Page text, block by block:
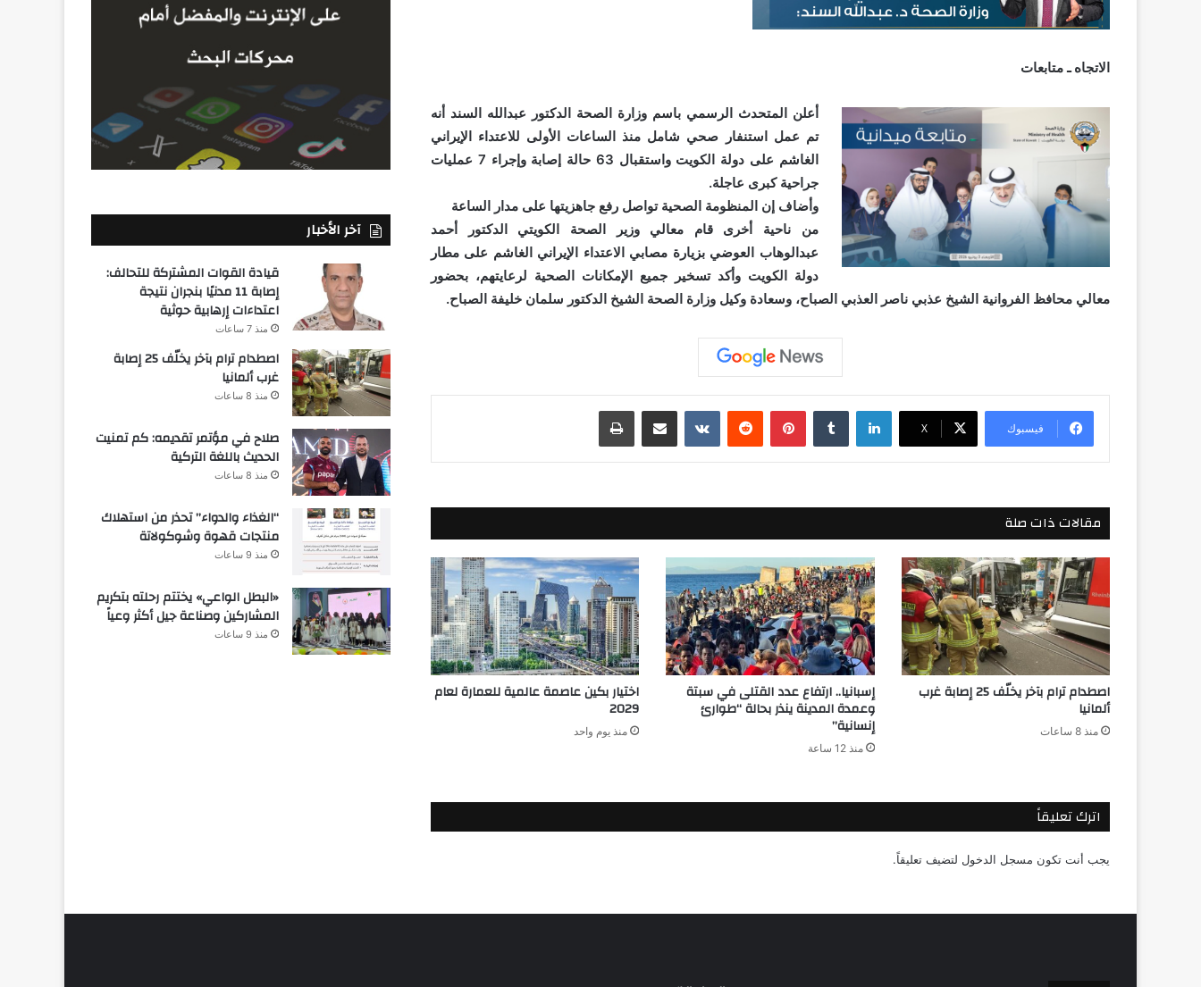
الاتجاه ـ متابعات
أعلن المتحدث الرسمي باسم وزارة الصحة الدكتور عبدالله السند أنه
تم عمل استنفار صحي شامل منذ الساعات الأولى للاعتداء الإيراني
الغاشم على دولة الكويت واستقبال 63 حالة إصابة وإجراء 7 عمليات
جراحية كبرى عاجلة.
وأضاف إن المنظومة الصحية تواصل رفع جاهزيتها على مدار الساعة
من ناحية أخرى قام معالي وزير الصحة الكويتي الدكتور أحمد
عبدالوهاب العوضي بزيارة مصابي الاعتداء الإيراني الغاشم على مطار
دولة الكويت وأكد تسخير جميع الإمكانات الصحية لرعايتهم، بحضور
معالي محافظ الفروانية الشيخ عذبي ناصر العذبي الصباح، وسعادة وكيل وزارة الصحة الشيخ الدكتور سلمان خليفة الصباح.
فيسبوك ‫X
لينكدإن بينتيريست مشاركة عبر البريد طباعة
مقالات ذات صلة
اصطدام ترام بآخر يخلّف 25 إصابة غرب
ألمانيا
منذ 8 ساعات
إسبانيا.. ارتفاع عدد القتلى في سبتة
وعمدة المدينة ينذر بحالة “طوارئ
إنسانية”
منذ 12 ساعة
اختيار بكين عاصمة عالمية للعمارة لعام
2029
منذ يوم واحد
اترك تعليقاً
يجب أنت تكون مسجل الدخول لتضيف تعليقاً.
آخر الأخبار
قيادة القوات المشتركة للتحالف:
إصابة 11 مدنيًا بنجران نتيجة
اعتداءات إرهابية حوثية
منذ 7 ساعات
اصطدام ترام بآخر يخلّف 25 إصابة
غرب ألمانيا
منذ 8 ساعات
صلاح في مؤتمر تقديمه: كم تمنيت
الحديث باللغة التركية
منذ 8 ساعات
“الغذاء والدواء” تحذر من استهلاك
منتجات قهوة وشوكولاتة
منذ 9 ساعات
«البطل الواعي» يختتم رحلته بتكريم
المشاركين وصناعة جيل أكثر وعياً
منذ 9 ساعات